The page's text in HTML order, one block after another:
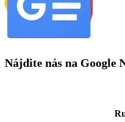
Nájdite nás na Google